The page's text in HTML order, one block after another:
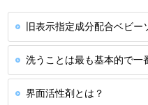
旧表示指定成分配合ベビー
洗うことは最も基本的で一
界面活性剤とは？